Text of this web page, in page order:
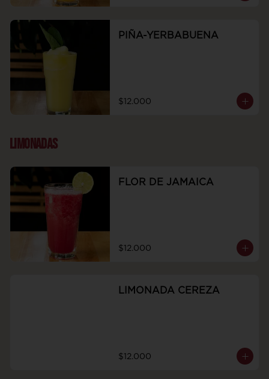
PIÑA-YERBABUENA
$12.000
LIMONADAS
FLOR DE JAMAICA
$12.000
LIMONADA CEREZA
$12.000